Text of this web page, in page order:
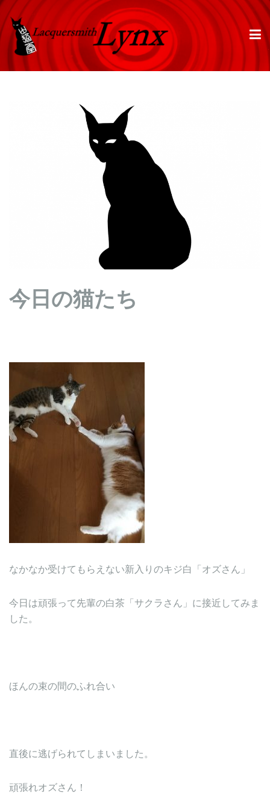
今日の猫たち
なかなか受けてもらえない新入りのキジ白「オズさん」
今日は頑張って先輩の白茶「サクラさん」に接近してみま
した。
ほんの束の間のふれ合い
直後に逃げられてしまいました。
頑張れオズさん！